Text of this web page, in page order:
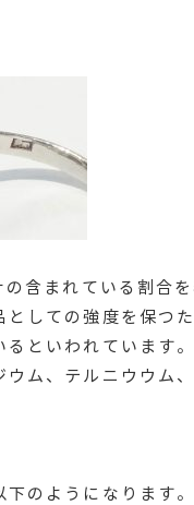
含まれている割合
しての強度を保つ
といわれています
ム、テルニウウム
のようになります。